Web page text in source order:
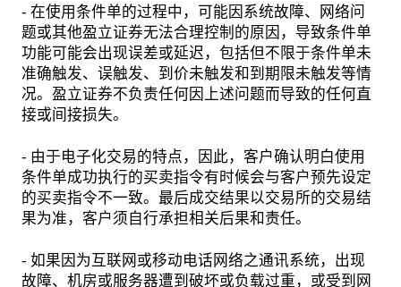
- 在使用条件单的过程中，可能因系统故障、网络问
题或其他盈立证券无法合理控制的原因，导致条件单
功能可能会出现误差或延迟，包括但不限于条件单未
准确触发、误触发、到价未触发和到期限未触发等情
况。盈立证券不负责任何因上述问题而导致的任何直
接或间接损失。
- 由于电子化交易的特点，因此，客户确认明白使用
条件单成功执行的买卖指令有时候会与客户预先设定
的买卖指令不一致。最后成交结果以交易所的交易结
果为准，客户须自行承担相关后果和责任。
- 如果因为互联网或移动电话网络之通讯系统，出现
故障、机房或服务器遭到破坏或负载过重，或受到网